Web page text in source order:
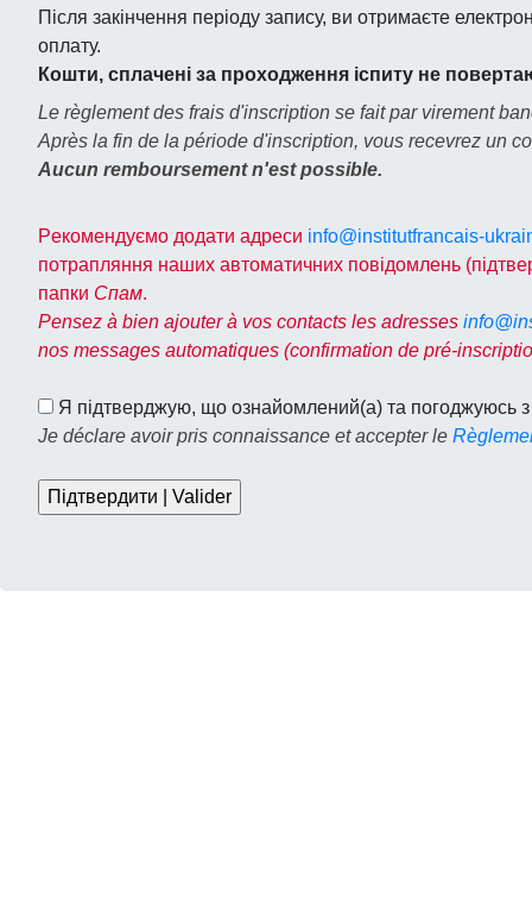
Після закінчення періоду запису, ви отримаєте
оплату.
Кошти, сплачені за проходження іспиту не
Le règlement des frais d'inscription se fait par virement
Après la fin de la période d'inscription, vous recevrez un
Aucun remboursement n'est possible.
Peкoмeндуємо додати адреси info@institutfrancais-
потрапляння наших автоматичних повідомлень
папки Спам.
Pensez à bien ajouter à vos contacts les adresses
nos messages automatiques (confirmation de pré-
Я підтверджую, що ознайомлений(а) та погоджуюсь
Je déclare avoir pris connaissance et accepter le